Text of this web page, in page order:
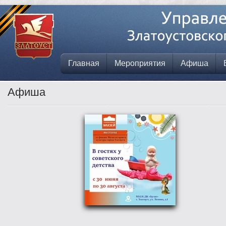
Главная Мероприятия Афиша
Афиша